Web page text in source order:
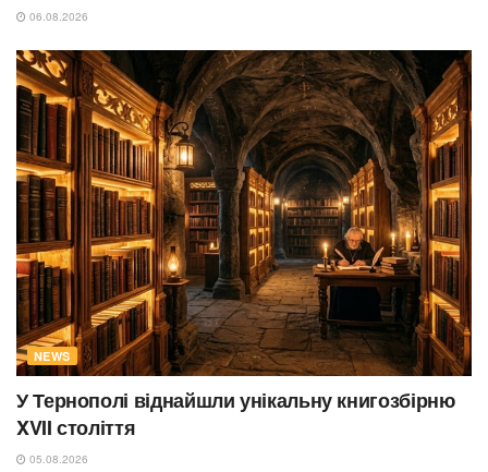
06.08.2026
NEWS
У Тернополі віднайшли унікальну книгозбірню
XVII століття
05.08.2026